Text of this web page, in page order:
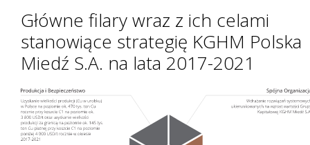
Główne filary wraz z ich celami
stanowiące strategię KGHM Polska
Miedź S.A. na lata 2017-2021